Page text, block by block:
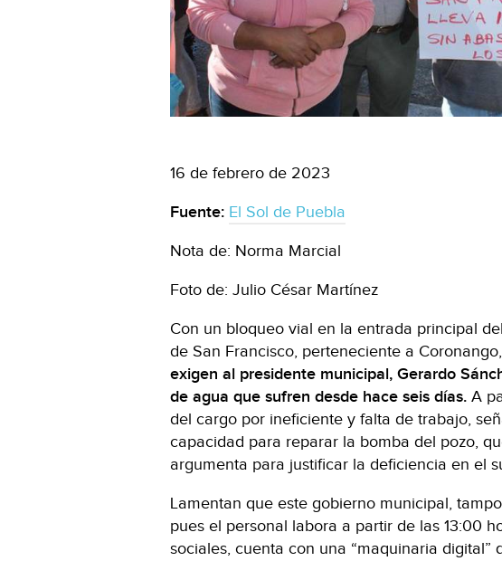
16 de febrero de 2023
Fuente: El Sol de Puebla
Nota de: Norma Marcial
Foto de: Julio César Martínez
Con un bloqueo vial en la entrada principal
de San Francisco, perteneciente a Coronango,
exigen al presidente municipal, Gerardo
de agua que sufren desde hace seis días. A
del cargo por ineficiente y falta de trabajo,
capacidad para reparar la bomba del pozo,
argumenta para justificar la deficiencia en el
Lamentan que este gobierno municipal,
pues el personal labora a partir de las 13:00
sociales, cuenta con una “maquinaria digital”